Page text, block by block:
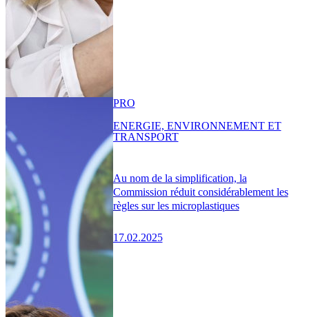
Au nom de la simplification, la
Commission réduit considérablement les
règles sur les microplastiques
17.02.2025
PRO
ENERGIE, ENVIRONNEMENT ET
TRANSPORT